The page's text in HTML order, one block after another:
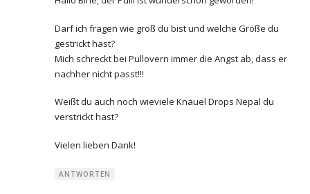
Darf ich fragen wie groß du bist und welche Größe du
gestrickt hast?
Mich schreckt bei Pullovern immer die Angst ab, dass er
nachher nicht passt!!!
Weißt du auch noch wieviele Knäuel Drops Nepal du
verstrickt hast?
Vielen lieben Dank!
ANTWORTEN